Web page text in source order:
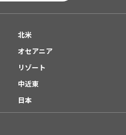
北米
オセアニア
リゾート
中近東
日本